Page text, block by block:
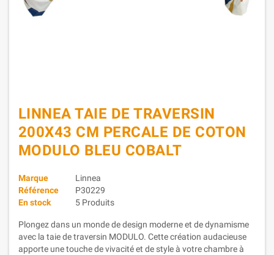
LINNEA TAIE DE TRAVERSIN
200X43 CM PERCALE DE COTON
MODULO BLEU COBALT
Marque
Linnea
Référence
P30229
En stock
5 Produits
Plongez dans un monde de design moderne et de dynamisme
avec la taie de traversin MODULO. Cette création audacieuse
apporte une touche de vivacité et de style à votre chambre à